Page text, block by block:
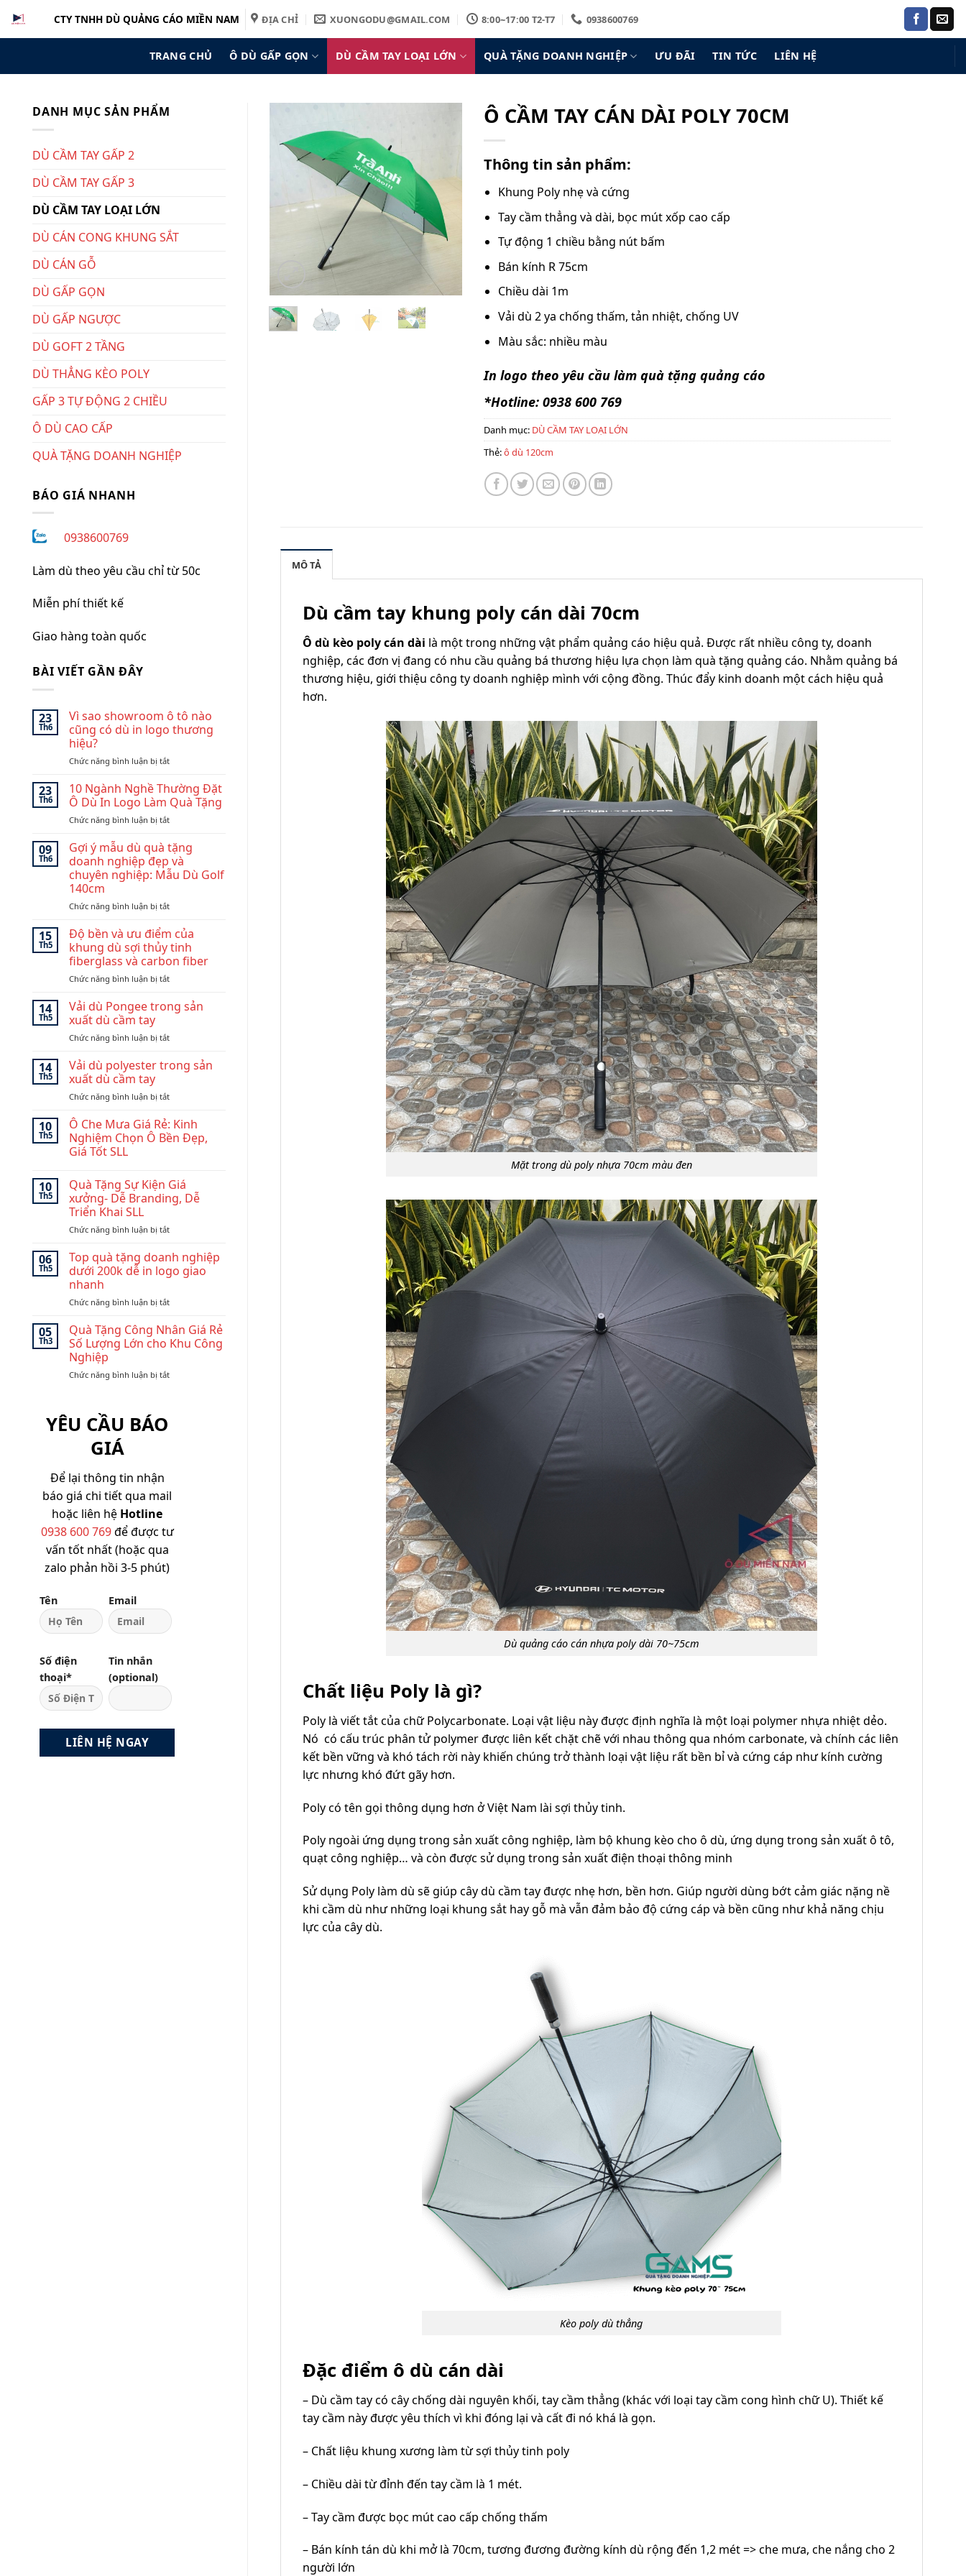
qua
CTY TNHH DÙ QUẢNG CÁO MIỀN NAM ĐỊA CHỈ XUONGODU@GMAIL.COM 8:00~17:00 T2-T7 0938600769
TRANG CHỦ Ô DÙ GẤP GỌN DÙ CẦM TAY LOẠI LỚN QUÀ TẶNG DOANH NGHIỆP ƯU ĐÃI TIN TỨC LIÊN HỆ
DANH MỤC SẢN PHẨM
DÙ CẦM TAY GẤP 2
DÙ CẦM TAY GẤP 3
DÙ CẦM TAY LOẠI LỚN
DÙ CÁN CONG KHUNG SẮT
DÙ CÁN GỖ
DÙ GẤP GỌN
DÙ GẤP NGƯỢC
DÙ GOFT 2 TẦNG
DÙ THẲNG KÈO POLY
GẤP 3 TỰ ĐỘNG 2 CHIỀU
Ô DÙ CAO CẤP
QUÀ TẶNG DOANH NGHIỆP
BÁO GIÁ NHANH
0938600769
Làm dù theo yêu cầu chỉ từ 50c
Miễn phí thiết kế
Giao hàng toàn quốc
BÀI VIẾT GẦN ĐÂY
23
Th6
Vì sao showroom ô tô nào
cũng có dù in logo thương
hiệu?
Chức năng bình luận bị tắtở
sao
showroom
ô
tô
cũng
có
dù
in
thương
23
Th6
10 Ngành Nghề Thường Đặt
Ô Dù In Logo Làm Quà Tặng
Chức năng bình luận bị tắtở
Ngành
Nghề
Thường
Đặt
Dù
Logo
Làm
Quà
Tặng
09
Th6
Gợi ý mẫu dù quà tặng
doanh nghiệp đẹp và
chuyên nghiệp: Mẫu Dù Golf
140cm
Chức năng bình luận bị tắtở
ý
mẫu
dù
quà
tặng
nghiệp
đẹp
chuyên
Mẫu
140cm
15
Th5
Độ bền và ưu điểm của
khung dù sợi thủy tinh
fiberglass và carbon fiber
Chức năng bình luận bị tắtở
bền
và
điểm
khung
thủy
fiberglass
và
14
Th5
Vải dù Pongee trong sản
xuất dù cầm tay
Chức năng bình luận bị tắtở
dù
Pongee
sản
dù
cầm
14
Th5
Vải dù polyester trong sản
xuất dù cầm tay
Chức năng bình luận bị tắtở
dù
polyester
trong
dù
tay
10
Th5
Ô Che Mưa Giá Rẻ: Kinh
Nghiệm Chọn Ô Bền Đẹp,
Giá Tốt SLL
bình
luận
ở
Mưa
Kinh
Nghiệm
Chọn
Ô
Bền
Đẹp,
Tốt
SLL
10
Th5
Quà Tặng Sự Kiện Giá
xưởng- Dễ Branding, Dễ
Triển Khai SLL
Chức năng bình luận bị tắtở
Tặng
Kiện
xưởng-
Branding,
Dễ
Triển
SLL
06
Th5
Top quà tặng doanh nghiệp
dưới 200k dễ in logo giao
nhanh
Chức năng bình luận bị tắtở
quà
tặng
doanh
dưới
05
Th3
Quà Tặng Công Nhân Giá Rẻ
Số Lượng Lớn cho Khu Công
Nghiệp
Chức năng bình luận bị tắtở
Nghiệp
YÊU CẦU BÁO
GIÁ
Để lại thông tin nhận
báo giá chi tiết qua mail
hoặc liên hệ Hotline
0938 600 769để được tư
vấn tốt nhất (hoặc qua
zalo phản hồi 3-5 phút)
Tên Email
Số điện
thoại*
Tin nhắn
(optional)
Ô CẦM TAY CÁN DÀI POLY 70CM
Thông tin sản phẩm:
Khung Poly nhẹ và cứng
Tay cầm thẳng và dài, bọc mút xốp cao cấp
Tự động 1 chiều bằng nút bấm
Bán kính R 75cm
Chiều dài 1m
Vải dù 2 ya chống thấm, tản nhiệt, chống UV
Màu sắc: nhiều màu
In logo theo yêu cầu làm quà tặng quảng cáo
*Hotline: 0938 600 769
Danh mục: DÙ CẦM TAY LOẠI LỚN
Thẻ:ô dù 120cm
MÔ TẢ
Dù cầm tay khung poly cán dài 70cm
Ô dù kèo poly cán dài là một trong những vật phẩm quảng cáo hiệu quả. Được rất nhiều công ty, doanh
nghiệp, các đơn vị đang có nhu cầu quảng bá thương hiệu lựa chọn làm quà tặng quảng cáo. Nhằm quảng bá
thương hiệu, giới thiệu công ty doanh nghiệp mình với cộng đồng. Thúc đẩy kinh doanh một cách hiệu quả
hơn.
Mặt trong dù poly nhựa 70cm màu đen
Dù quảng cáo cán nhựa poly dài 70~75cm
Chất liệu Poly là gì?
Poly là viết tắt của chữ Polycarbonate. Loại vật liệu này được định nghĩa là một loại polymer nhựa nhiệt dẻo.
Nó có cấu trúc phân tử polymer được liên kết chặt chẽ với nhau thông qua nhóm carbonate, và chính các liên
kết bền vững và khó tách rời này khiến chúng trở thành loại vật liệu rất bền bỉ và cứng cáp như kính cường
lực nhưng khó đứt gãy hơn.
Poly có tên gọi thông dụng hơn ở Việt Nam lài sợi thủy tinh.
Poly ngoài ứng dụng trong sản xuất công nghiệp, làm bộ khung kèo cho ô dù, ứng dụng trong sản xuất ô tô,
quạt công nghiệp… và còn được sử dụng trong sản xuất điện thoại thông minh
Sử dụng Poly làm dù sẽ giúp cây dù cầm tay được nhẹ hơn, bền hơn. Giúp người dùng bớt cảm giác nặng nề
khi cầm dù như những loại khung sắt hay gỗ mà vẫn đảm bảo độ cứng cáp và bền cũng như khả năng chịu
lực của cây dù.
Kèo poly dù thẳng
Đặc điểm ô dù cán dài
– Dù cầm tay có cây chống dài nguyên khối, tay cầm thẳng (khác với loại tay cầm cong hình chữ U). Thiết kế
tay cầm này được yêu thích vì khi đóng lại và cất đi nó khá là gọn.
– Chất liệu khung xương làm từ sợi thủy tinh poly
– Chiều dài từ đỉnh đến tay cầm là 1 mét.
– Tay cầm được bọc mút cao cấp chống thấm
– Bán kính tán dù khi mở là 70cm, tương đương đường kính dù rộng đến 1,2 mét => che mưa, che nắng cho 2
người lớn